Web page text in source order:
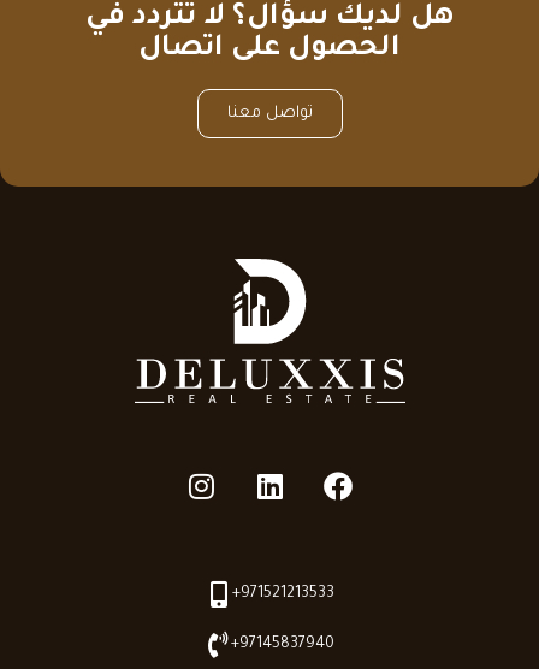
هل لديك سؤال؟ لا تتردد في
الحصول على اتصال
تواصل معنا
+971521213533
+97145837940